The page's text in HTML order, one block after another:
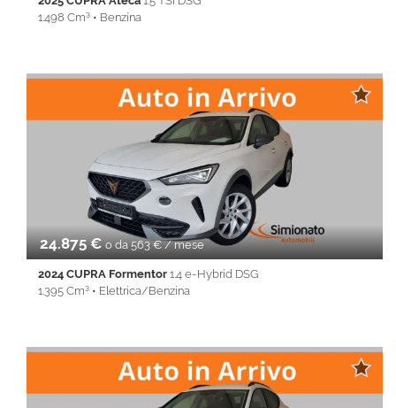
1.498 Cm³ • Benzina
Airbag testa • Alzacristalli elettrici • Android Auto • Apple
CarPlay • Autoradio • Bluetooth • cerchi da 19'' • Cerchi in lega •
Chiusura centralizzata • Climatizzatore • Controllo trazione •
Cruise Control • ESP • Full LED • Immobilizzatore elettronico •
Isofix • Keyless • Lane Assist • Park Distance Control • PDC •
REAR ASSIST • Sedile posteriore sdoppiato • Servosterzo •
Navigatore satellitare • Sospensioni pneumatiche • Specchietti
laterali elettrici • Start&Stop • Touch screen • USB • Vivavoce •
Volante multifunzione
24.875 €o da 563 € / mese
2024 CUPRA Formentor 1.4 e-Hybrid DSG
1.395 Cm³ • Elettrica/Benzina
Passeggero • Airbag testa • Alzacristalli elettrici • Android Auto •
Apple CarPlay • Autoradio • Bluetooth • cerchi da 19'' • Cerchi in
lega • Chiusura centralizzata • Climatizzatore • Controllo trazione
• Cruise Control • ESP • Fari LED • Fendinebbia • Full LED •